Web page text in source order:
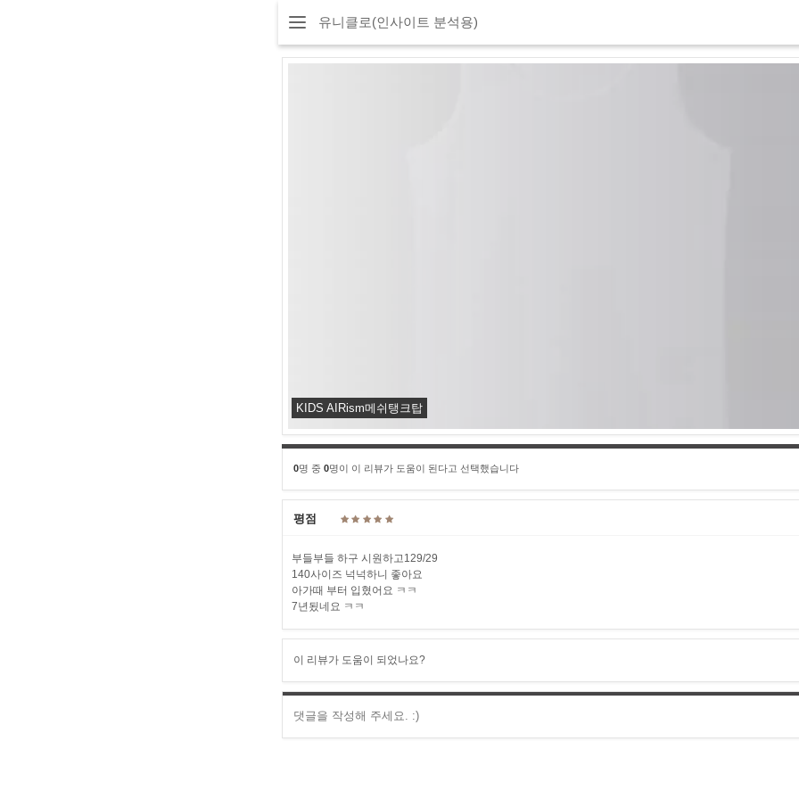
유니클로(인사이트 분석용)
KIDS AIRism메쉬탱크탑
0명 중 0명이 이 리뷰가 도움이 된다고 선택했습니다
평점
부들부들 하구 시원하고129/29
140사이즈 넉넉하니 좋아요
아가때 부터 입혔어요 ㅋㅋ
7년됬네요 ㅋㅋ
이 리뷰가 도움이 되었나요?